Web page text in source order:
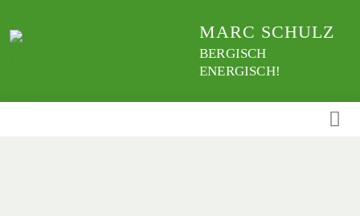
zum
MARC SCHULZ
BERGISCH
ENERGISCH!